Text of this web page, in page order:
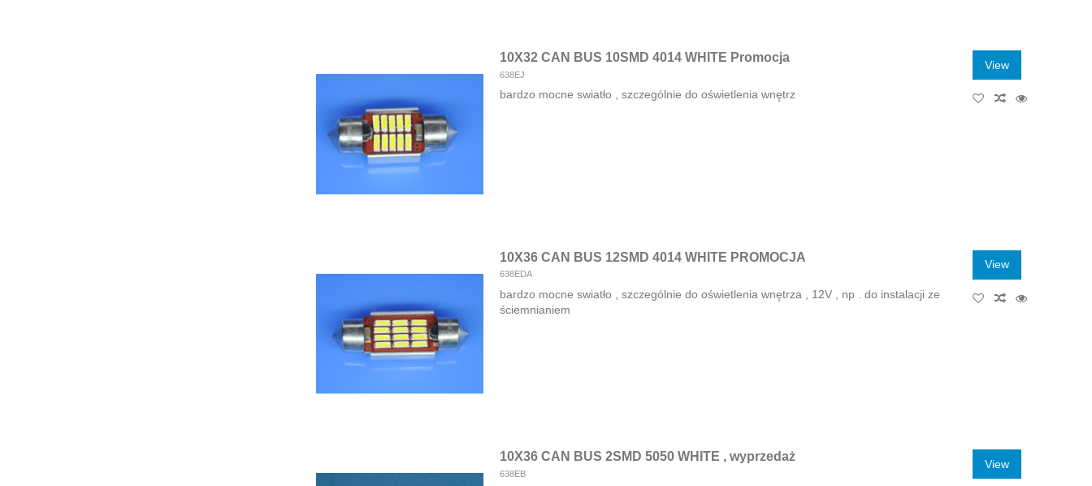
10X32 CAN BUS 10SMD 4014 WHITE Promocja
638EJ
bardzo mocne swiatło , szczególnie do oświetlenia wnętrz
View
10X36 CAN BUS 12SMD 4014 WHITE PROMOCJA
638EDA
bardzo mocne swiatło , szczególnie do oświetlenia wnętrza , 12V , np . do instalacji ze
ściemnianiem
View
10X36 CAN BUS 2SMD 5050 WHITE , wyprzedaż
638EB
View